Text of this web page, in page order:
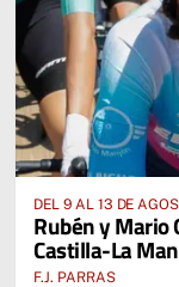
DEL 9 AL 13 DE
CUENCA, ALBACETE,
Rubén y Mario
Castilla-La
F.J. PARRAS